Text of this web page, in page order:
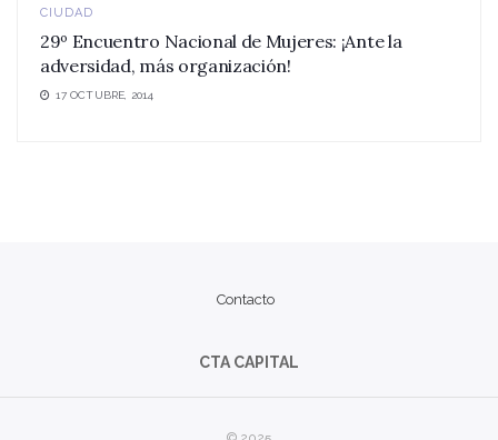
CIUDAD
29º Encuentro Nacional de Mujeres: ¡Ante la
adversidad, más organización!
17 OCTUBRE, 2014
Contacto
CTA CAPITAL